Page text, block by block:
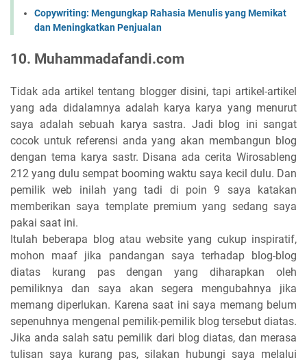
Copywriting: Mengungkap Rahasia Menulis yang Memikat
dan Meningkatkan Penjualan
10. Muhammadafandi.com
Tidak ada artikel tentang blogger disini, tapi artikel-artikel
yang ada didalamnya adalah karya karya yang menurut
saya adalah sebuah karya sastra. Jadi blog ini sangat
cocok untuk referensi anda yang akan membangun blog
dengan tema karya sastr. Disana ada cerita Wirosableng
212 yang dulu sempat booming waktu saya kecil dulu. Dan
pemilik web inilah yang tadi di poin 9 saya katakan
memberikan saya template premium yang sedang saya
pakai saat ini.
Itulah beberapa blog atau website yang cukup inspiratif,
mohon maaf jika pandangan saya terhadap blog-blog
diatas kurang pas dengan yang diharapkan oleh
pemiliknya dan saya akan segera mengubahnya jika
memang diperlukan. Karena saat ini saya memang belum
sepenuhnya mengenal pemilik-pemilik blog tersebut diatas.
Jika anda salah satu pemilik dari blog diatas, dan merasa
tulisan saya kurang pas, silakan hubungi saya melalui